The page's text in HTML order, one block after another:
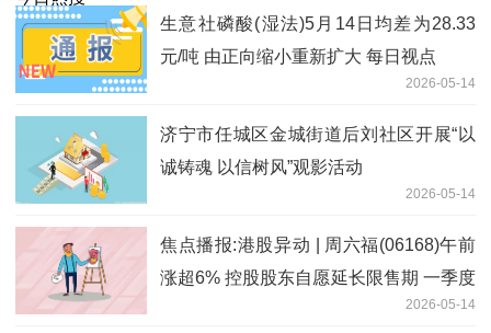
生意社磷酸(湿法)5月14日均差为28.33
元/吨 由正向缩小重新扩大 每日视点
2026-05-14
济宁市任城区金城街道后刘社区开展“以
诚铸魂 以信树风”观影活动
2026-05-14
焦点播报:港股异动 | 周六福(06168)午前
涨超6% 控股股东自愿延长限售期 一季度
2026-05-14